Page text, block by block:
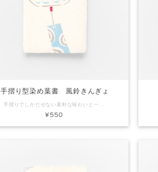
手摺り型染め葉書 風鈴きんぎょ
¥550